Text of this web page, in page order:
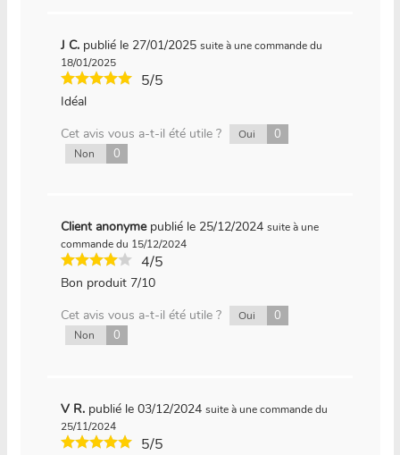
J C. publié le 27/01/2025 suite à une commande du
18/01/2025
5/5
Idéal
Cet avis vous a-t-il été utile ?
Oui 0
Non 0
Client anonyme publié le 25/12/2024 suite à une
commande du 15/12/2024
4/5
Bon produit 7/10
Cet avis vous a-t-il été utile ?
Oui 0
Non 0
V R. publié le 03/12/2024 suite à une commande du
25/11/2024
5/5